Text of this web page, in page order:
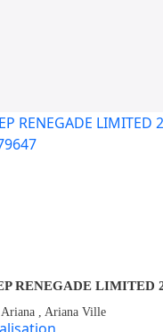
Ariana , Ariana Ville